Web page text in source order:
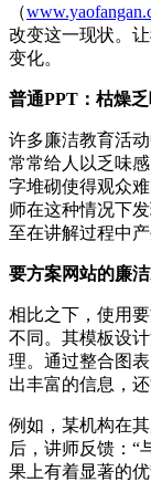
（
改变这一现状。
变化。
普通PPT：枯燥
许多廉洁教育活
常常给人以乏味
字堆砌使得观众
师在这种情况下
至在讲解过程中产
要方案网站的廉
相比之下，使用
不同。其模板设
理。通过整合图
出丰富的信息，
例如，某机构在
后，讲师反馈：“
果上有着显著的